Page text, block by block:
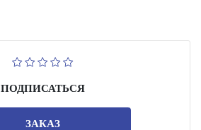
ПОДПИСАТЬСЯ
ЗАКАЗ